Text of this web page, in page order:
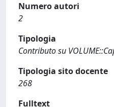
Numero autori
2
Tipologia
Contributo su
Tipologia sito docente
268
Fulltext